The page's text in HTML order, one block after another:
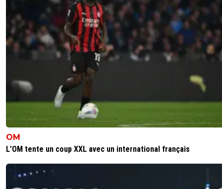
OM
L’OM tente un coup XXL avec un international français